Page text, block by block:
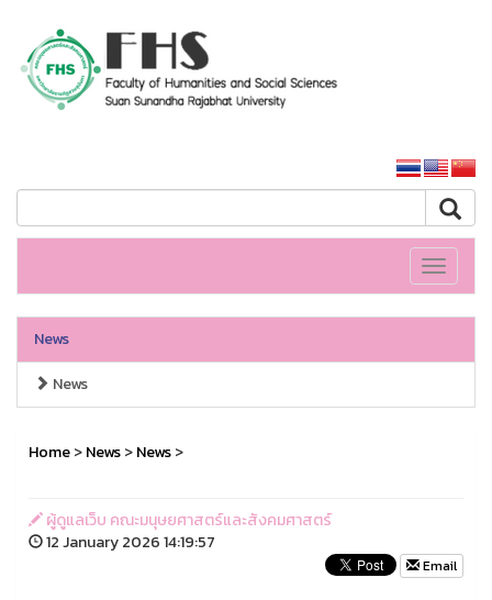
Toggle
News
News
Home>News>News>
ผู้ดูแลเว็บ คณะมนุษยศาสตร์และสังคมศาสตร์
12 January 2026 14:19:57
Email